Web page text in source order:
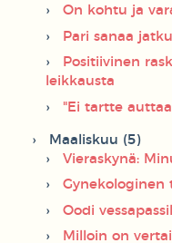
On kohtu ja
Pari sanaa
Positiivinen
leikkausta
"Ei tartte
Maaliskuu (5)
Vieraskynä:
Gynekologinen
Oodi
Milloin on